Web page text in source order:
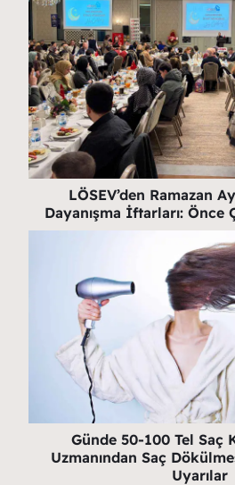
LÖSEV’den Ramazan
Dayanışma İftarları:
Günde 50-100 Tel Saç
Uzmanından Saç
Uyarılar